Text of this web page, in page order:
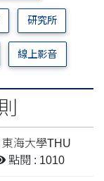
研究所
線上影音
東海大學THU
點閱 : 1010